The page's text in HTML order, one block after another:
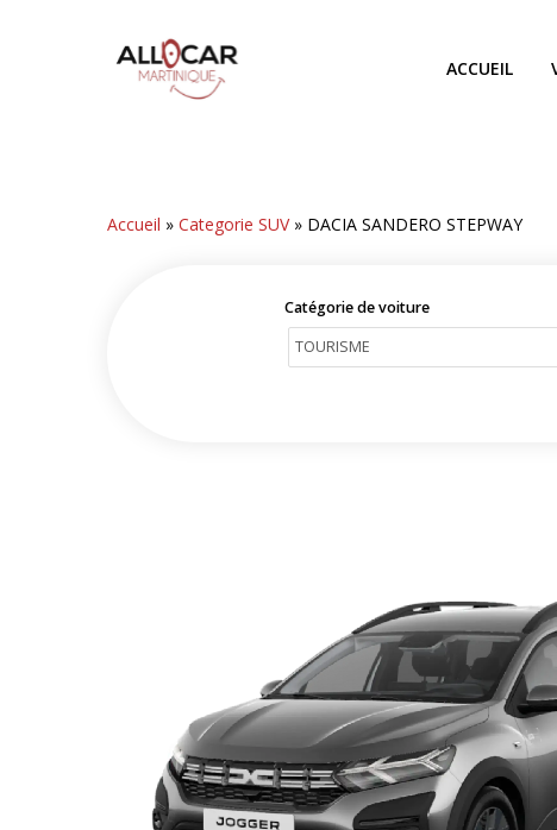
ACCUEIL
Accueil »Categorie SUV» DACIA SANDERO STEPWAY
Catégorie de voiture